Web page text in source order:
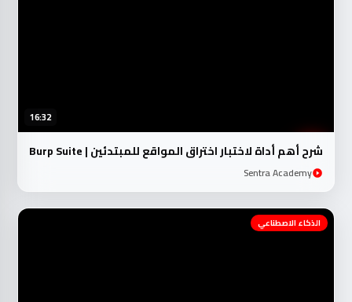
16:32
شرح أهم أداة لاختبار اختراق المواقع للمبتدئين | Burp Suite
Sentra Academy
الذكاء الاصطناعي